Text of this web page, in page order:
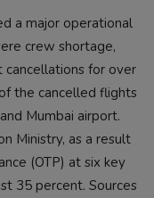
a major operational
crew shortage,
cancellations for over
the cancelled flights
Mumbai airport.
Ministry, as a result
(OTP) at six key
35 percent. Sources